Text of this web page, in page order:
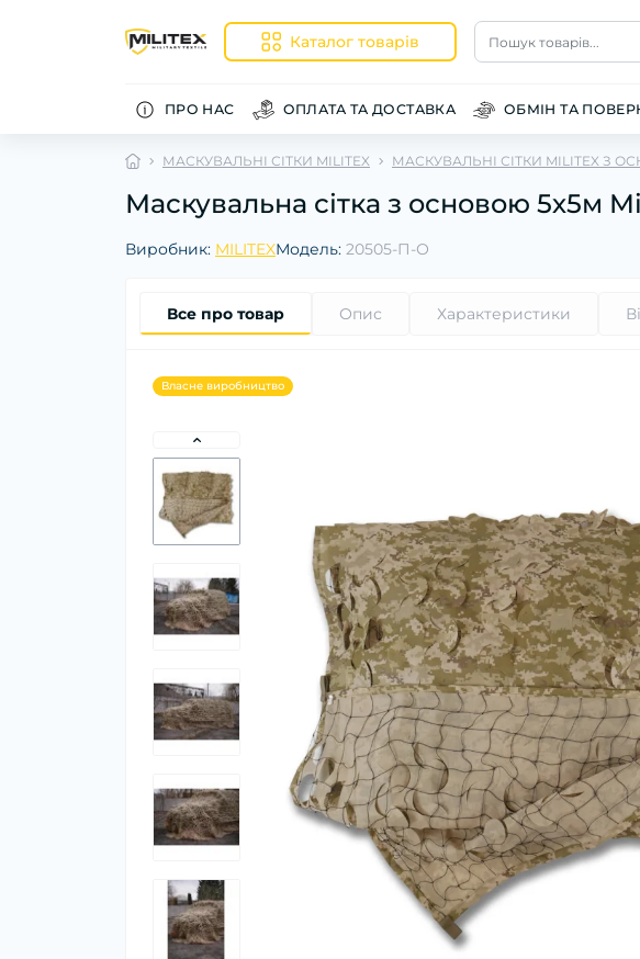
Каталог товарів Пошук товарів...
ПРО НАС ОПЛАТА ТА ДОСТАВКА ОБМІН ТА
МАСКУВАЛЬНІ СІТКИ MILITEX МАСКУВАЛЬНІ СІТКИ MILITEX З
Маскувальна сітка з основою 5х5м
Виробник: MILITEXМодель: 20505-П-О
Все про товар Опис Характеристики
Власне виробництво